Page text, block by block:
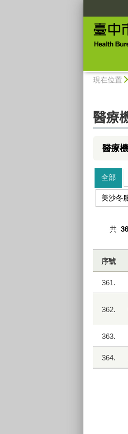
現在位置
醫療
醫療
全部
美沙冬
共
序號
361.
362.
363.
364.